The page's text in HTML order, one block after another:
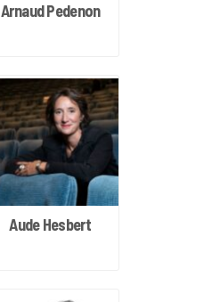
Arnaud Pedenon
Aude Hesbert